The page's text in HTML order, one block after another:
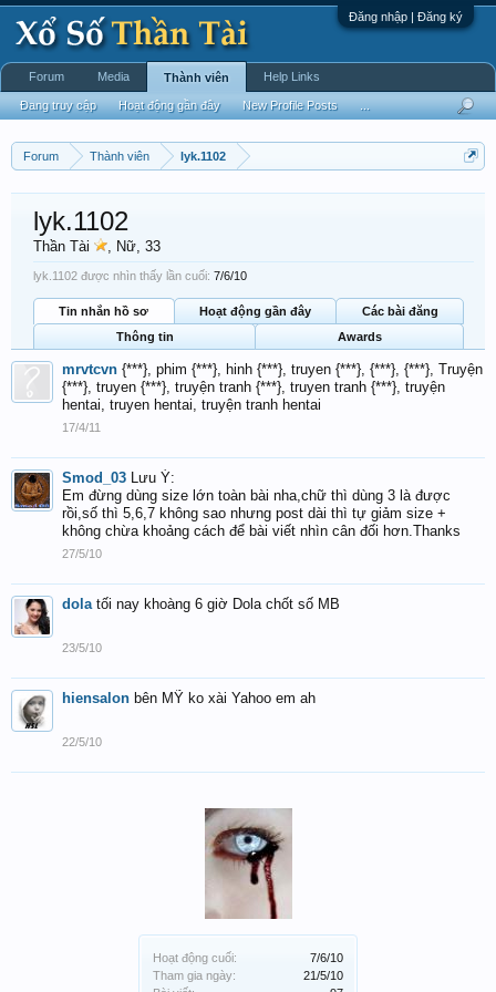
Đăng nhập | Đăng ký
Forum Thành viên lyk.1102
Hoạt động cuối:
7/6/10
Tham gia ngày:
21/5/10
lyk.1102
Thần Tài , Nữ, 33
lyk.1102 được nhìn thấy lần cuối: 7/6/10
Tin nhắn hồ sơ Hoạt động gần đây
Các bài đăng
Thông tin
Awards
mrvtcvn {***}, phim {***}, hinh {***}, truyen {***}, {***}, {***}, Truyện
{***}, truyen {***}, truyện tranh {***}, truyen tranh {***}, truyện
hentai, truyen hentai, truyện tranh hentai
17/4/11
Smod_03 Lưu Ý:
Em đừng dùng size lớn toàn bài nha,chữ thì dùng 3 là được
rồi,số thì 5,6,7 không sao nhưng post dài thì tự giảm size +
không chừa khoảng cách để bài viết nhìn cân đối hơn.Thanks
27/5/10
dola tối nay khoàng 6 giờ Dola chốt số MB
23/5/10
hiensalon bên MỸ ko xài Yahoo em ah
22/5/10
Forum Media Thành viên
Đang truy cập Hoạt động gần đây New Profile Posts
Help Links